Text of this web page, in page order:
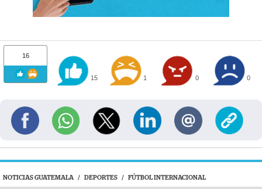
16
15 1 0 0
NOTICIAS GUATEMALA / DEPORTES / FÚTBOL INTERNACIONAL